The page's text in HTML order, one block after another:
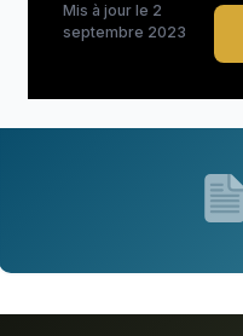
Mis à jour le 2
septembre 2023